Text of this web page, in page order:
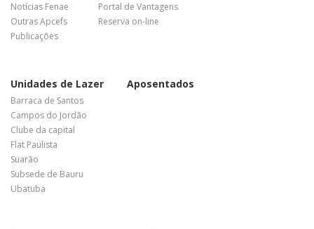
Notícias Fenae
Outras Apcefs
Publicações
Portal de Vantagens
Reserva on-line
Unidades de Lazer
Barraca de Santos
Campos do Jordão
Clube da capital
Flat Paulista
Suarão
Subsede de Bauru
Ubatuba
Aposentados